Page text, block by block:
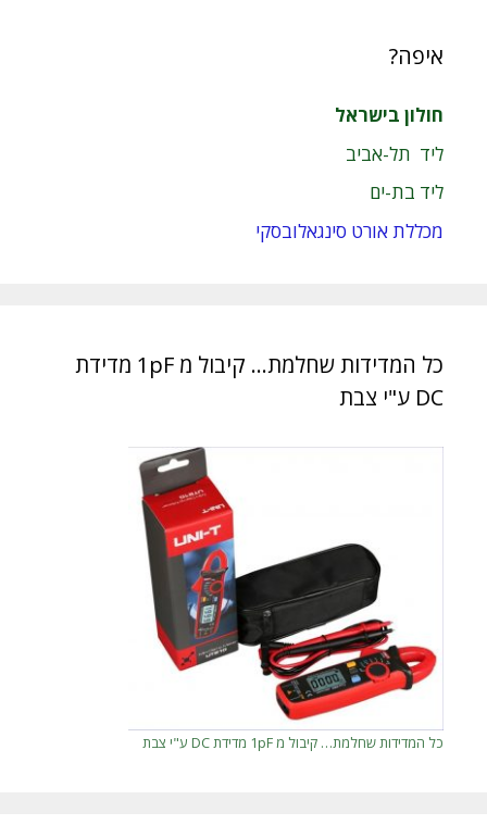
איפה?
חולון בישראל
ליד תל-אביב
ליד בת-ים
מכללת אורט סינגאלובסקי
כל המדידות שחלמת… קיבול מ 1pF מדידת
DC ע"י צבת
כל המדידות שחלמת… קיבול מ 1pF מדידת DC ע"י צבת